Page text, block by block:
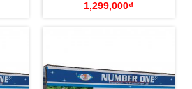
1,299,000₫